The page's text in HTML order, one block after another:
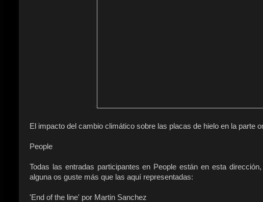
El impacto del cambio climático sobre las placas de hielo en la parte
People
Todas las entradas participantes en People están en esta
alguna os guste más que las aquí representadas:
'End of the line' por Martin Sanchez